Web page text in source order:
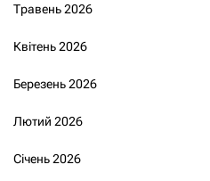
Травень 2026
Квітень 2026
Березень 2026
Лютий 2026
Січень 2026